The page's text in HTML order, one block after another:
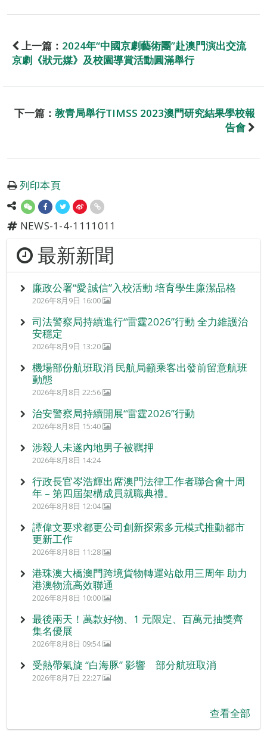
上一篇： 2024年“中國京劇藝術團”赴澳門演出交流
京劇《狀元媒》及校園導賞活動圓滿舉行
下一篇： 教青局舉行TIMSS 2023澳門研究結果學校報
告會
列印本頁
NEWS-1-4-1111011
最新新聞
廉政公署“愛‧誠信”入校活動 培育學生廉潔品格
2026年8月9日 16:00
司法警察局持續進行“雷霆2026”行動 全力維護治
安穩定
2026年8月9日 13:20
機場部份航班取消 民航局籲乘客出發前留意航班
動態
2026年8月8日 22:56
治安警察局持續開展“雷霆2026”行動
2026年8月8日 15:40
涉殺人未遂內地男子被羈押
2026年8月8日 14:24
行政長官岑浩輝出席澳門法律工作者聯合會十周
年 – 第四屆架構成員就職典禮。
2026年8月8日 12:04
譚偉文要求都更公司創新探索多元模式推動都市
更新工作
2026年8月8日 11:28
港珠澳大橋澳門跨境貨物轉運站啟用三周年 助力
港澳物流高效聯通
2026年8月8日 10:00
最後兩天！萬款好物、1 元限定、百萬元抽獎齊
集名優展
2026年8月8日 09:54
受熱帶氣旋 “白海豚” 影響 部分航班取消
2026年8月7日 22:27
查看全部